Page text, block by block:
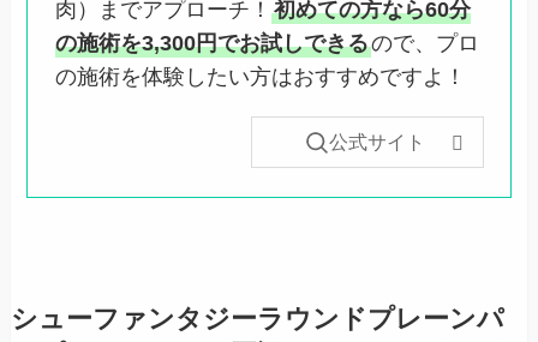
肉）までアプローチ！ 初めての方なら60分
の施術を3,300円でお試しできるので、プロ
の施術を体験したい方はおすすめですよ！
公式サイト
シューファンタジーラウンドプレーンパ